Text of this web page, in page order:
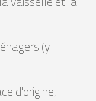
(y
d'origine,